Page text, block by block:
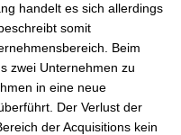
handelt es sich allerdings
somit
Beim
zwei Unternehmen zu
in eine neue
Der Verlust der
der Acquisitions kein